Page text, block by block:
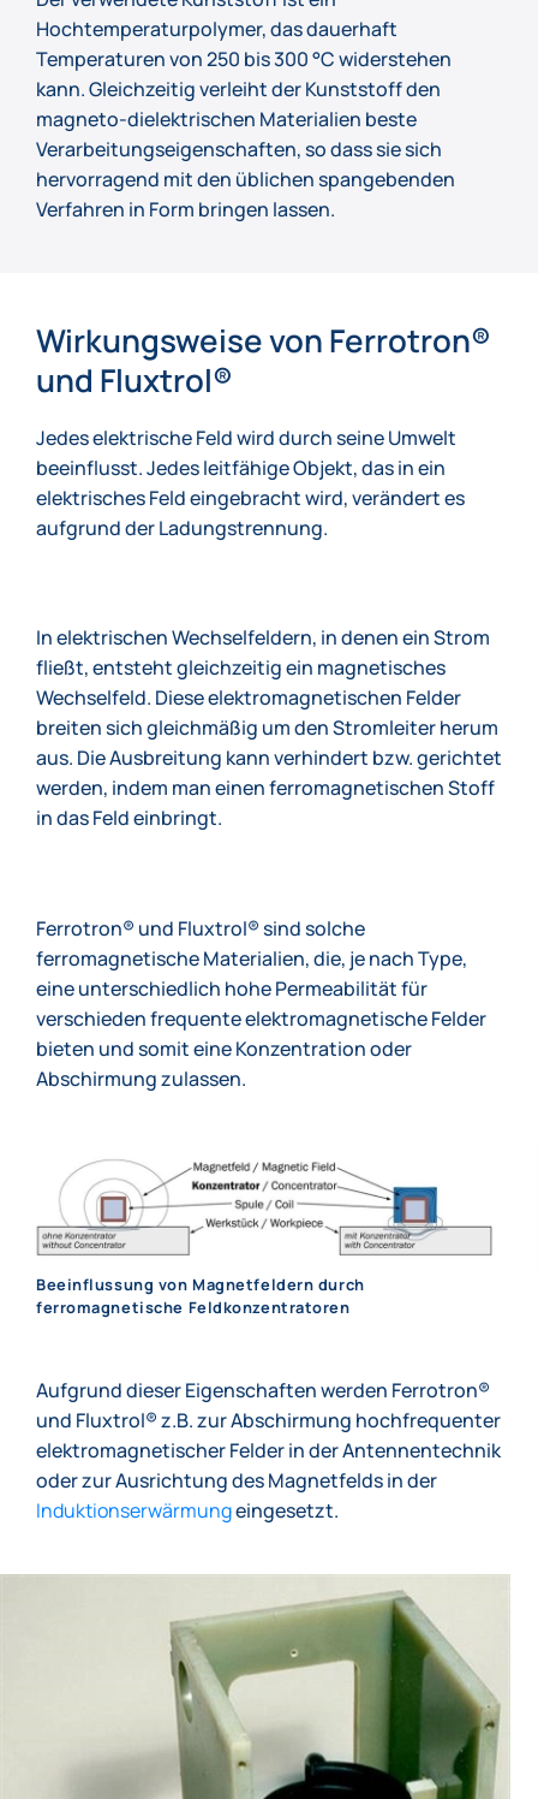
Hochtemperaturpolymer, das dauerhaft
Temperaturen von 250 bis 300 °C widerstehen
kann. Gleichzeitig verleiht der Kunststoff den
magneto-dielektrischen Materialien beste
Verarbeitungseigenschaften, so dass sie sich
hervorragend mit den üblichen spangebenden
Verfahren in Form bringen lassen.
Wirkungsweise von Ferrotron®
und Fluxtrol®
Jedes elektrische Feld wird durch seine Umwelt
beeinflusst. Jedes leitfähige Objekt, das in ein
elektrisches Feld eingebracht wird, verändert es
aufgrund der Ladungstrennung.
In elektrischen Wechselfeldern, in denen ein Strom
fließt, entsteht gleichzeitig ein magnetisches
Wechselfeld. Diese elektromagnetischen Felder
breiten sich gleichmäßig um den Stromleiter herum
aus. Die Ausbreitung kann verhindert bzw. gerichtet
werden, indem man einen ferromagnetischen Stoff
in das Feld einbringt.
Ferrotron® und Fluxtrol® sind solche
ferromagnetische Materialien, die, je nach Type,
eine unterschiedlich hohe Permeabilität für
verschieden frequente elektromagnetische Felder
bieten und somit eine Konzentration oder
Abschirmung zulassen.
Beeinflussung von Magnetfeldern durch
ferromagnetische Feldkonzentratoren
Aufgrund dieser Eigenschaften werden Ferrotron®
und Fluxtrol® z.B. zur Abschirmung hochfrequenter
elektromagnetischer Felder in der Antennentechnik
oder zur Ausrichtung des Magnetfelds in der
Induktionserwärmungeingesetzt.